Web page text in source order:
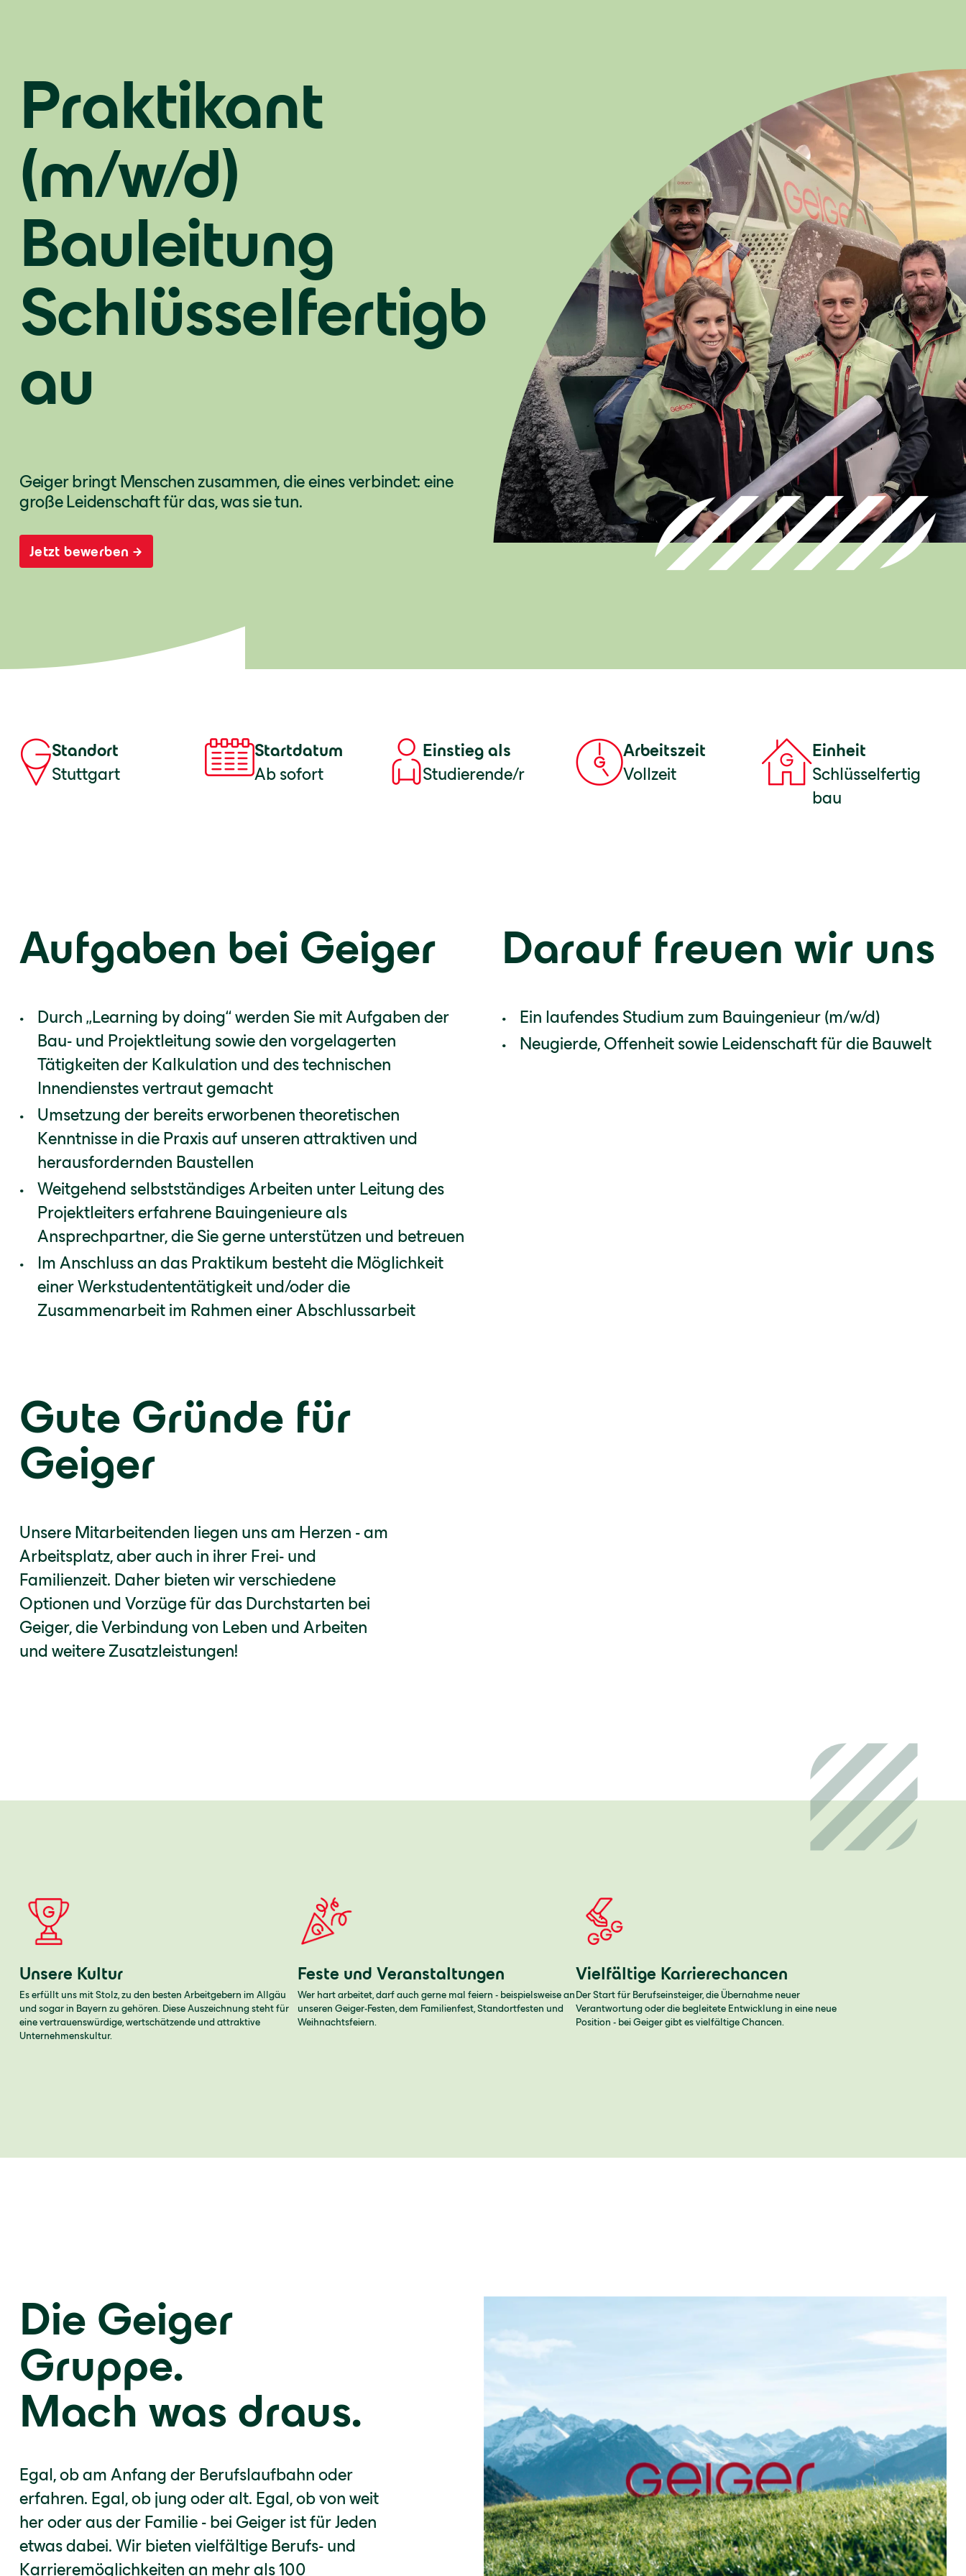
Praktikant
(m/w/d)
Bauleitung
Schlüsselfertigb
au
Geiger bringt Menschen zusammen, die eines verbindet: eine
große Leidenschaft für das, was sie tun.
Jetzt bewerben
Standort
Stuttgart
Startdatum
Ab sofort
Einstieg als
Studierende/r
Arbeitszeit
Vollzeit
Einheit
Schlüsselfertig
bau
Aufgaben bei Geiger
Durch „Learning by doing“ werden Sie mit Aufgaben der
Bau- und Projektleitung sowie den vorgelagerten
Tätigkeiten der Kalkulation und des technischen
Innendienstes vertraut gemacht
Umsetzung der bereits erworbenen theoretischen
Kenntnisse in die Praxis auf unseren attraktiven und
herausfordernden Baustellen
Weitgehend selbstständiges Arbeiten unter Leitung des
Projektleiters erfahrene Bauingenieure als
Ansprechpartner, die Sie gerne unterstützen und betreuen
Im Anschluss an das Praktikum besteht die Möglichkeit
einer Werkstudententätigkeit und/oder die
Zusammenarbeit im Rahmen einer Abschlussarbeit
Darauf freuen wir uns
Ein laufendes Studium zum Bauingenieur (m/w/d)
Neugierde, Offenheit sowie Leidenschaft für die Bauwelt
Gute Gründe für
Geiger
Unsere Mitarbeitenden liegen uns am Herzen - am
Arbeitsplatz, aber auch in ihrer Frei- und
Familienzeit. Daher bieten wir verschiedene
Optionen und Vorzüge für das Durchstarten bei
Geiger, die Verbindung von Leben und Arbeiten
und weitere Zusatzleistungen!
Unsere Kultur
Es erfüllt uns mit Stolz, zu den besten Arbeitgebern im Allgäu
und sogar in Bayern zu gehören. Diese Auszeichnung steht für
eine vertrauenswürdige, wertschätzende und attraktive
Unternehmenskultur.
Feste und Veranstaltungen
Wer hart arbeitet, darf auch gerne mal feiern - beispielsweise an
unseren Geiger-Festen, dem Familienfest, Standortfesten und
Weihnachtsfeiern.
Vielfältige Karrierechancen
Der Start für Berufseinsteiger, die Übernahme neuer
Verantwortung oder die begleitete Entwicklung in eine neue
Position - bei Geiger gibt es vielfältige Chancen.
Die Geiger
Gruppe.
Mach was draus.
Egal, ob am Anfang der Berufslaufbahn oder
erfahren. Egal, ob jung oder alt. Egal, ob von weit
her oder aus der Familie - bei Geiger ist für Jeden
etwas dabei. Wir bieten vielfältige Berufs- und
Karrieremöglichkeiten an mehr als 100